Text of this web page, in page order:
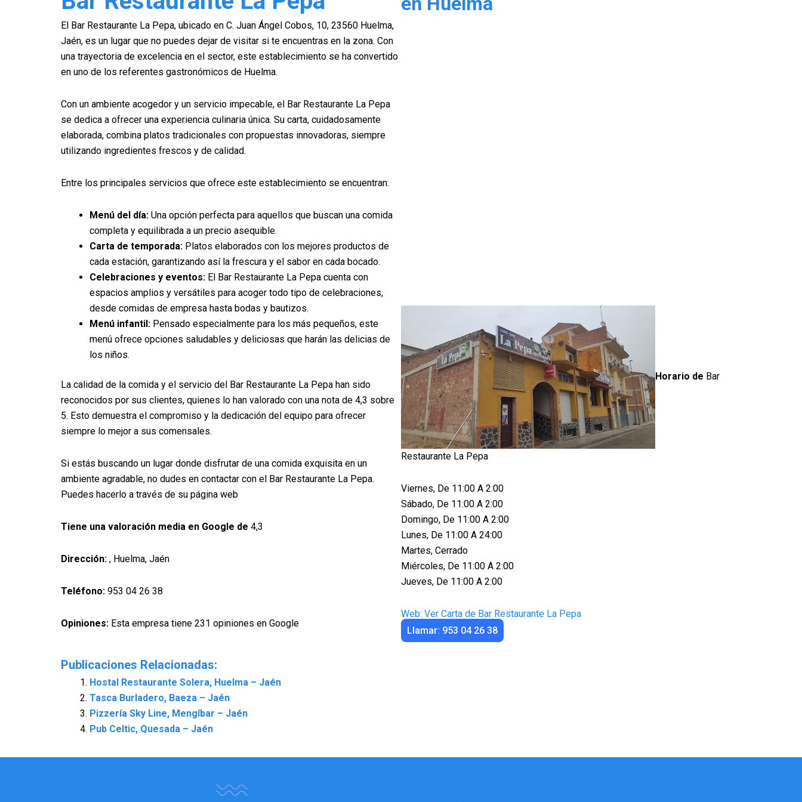
El Bar Restaurante La Pepa, ubicado en C. Juan Ángel Cobos, 10, 23560 Huelma,
Jaén, es un lugar que no puedes dejar de visitar si te encuentras en la zona. Con
una trayectoria de excelencia en el sector, este establecimiento se ha convertido
en uno de los referentes gastronómicos de Huelma.
Con un ambiente acogedor y un servicio impecable, el Bar Restaurante La Pepa
se dedica a ofrecer una experiencia culinaria única. Su carta, cuidadosamente
elaborada, combina platos tradicionales con propuestas innovadoras, siempre
utilizando ingredientes frescos y de calidad.
Entre los principales servicios que ofrece este establecimiento se encuentran:
Menú del día: Una opción perfecta para aquellos que buscan una comida
completa y equilibrada a un precio asequible.
Carta de temporada: Platos elaborados con los mejores productos de
cada estación, garantizando así la frescura y el sabor en cada bocado.
Celebraciones y eventos: El Bar Restaurante La Pepa cuenta con
espacios amplios y versátiles para acoger todo tipo de celebraciones,
desde comidas de empresa hasta bodas y bautizos.
Menú infantil: Pensado especialmente para los más pequeños, este
menú ofrece opciones saludables y deliciosas que harán las delicias de
los niños.
La calidad de la comida y el servicio del Bar Restaurante La Pepa han sido
reconocidos por sus clientes, quienes lo han valorado con una nota de 4,3 sobre
5. Esto demuestra el compromiso y la dedicación del equipo para ofrecer
siempre lo mejor a sus comensales.
Si estás buscando un lugar donde disfrutar de una comida exquisita en un
ambiente agradable, no dudes en contactar con el Bar Restaurante La Pepa.
Puedes hacerlo a través de su página web
Tiene una valoración media en Google de 4,3
Dirección: , Huelma, Jaén
Teléfono: 953 04 26 38
Opiniones: Esta empresa tiene 231 opiniones en Google
Horario de Bar
Restaurante La Pepa
Viernes, De 11:00 A 2:00
Sábado, De 11:00 A 2:00
Domingo, De 11:00 A 2:00
Lunes, De 11:00 A 24:00
Martes, Cerrado
Miércoles, De 11:00 A 2:00
Jueves, De 11:00 A 2:00
Web: Ver Carta de Bar Restaurante La Pepa
Llamar: 953 04 26 38
Publicaciones Relacionadas:
Hostal Restaurante Solera, Huelma – Jaén
Tasca Burladero, Baeza – Jaén
Pizzería Sky Line, Mengíbar – Jaén
Pub Celtic, Quesada – Jaén